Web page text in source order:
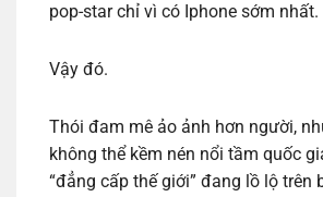
pop-star chỉ vì có Iphone sớm nhất.
Vậy đó.
Thói đam mê ảo ảnh hơn người,
không thể kềm nén nổi tầm quốc
“đẳng cấp thế giới” đang lồ lộ trên